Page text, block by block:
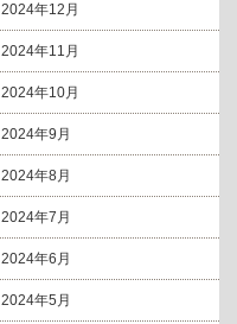
2024年12月
2024年11月
2024年10月
2024年9月
2024年8月
2024年7月
2024年6月
2024年5月